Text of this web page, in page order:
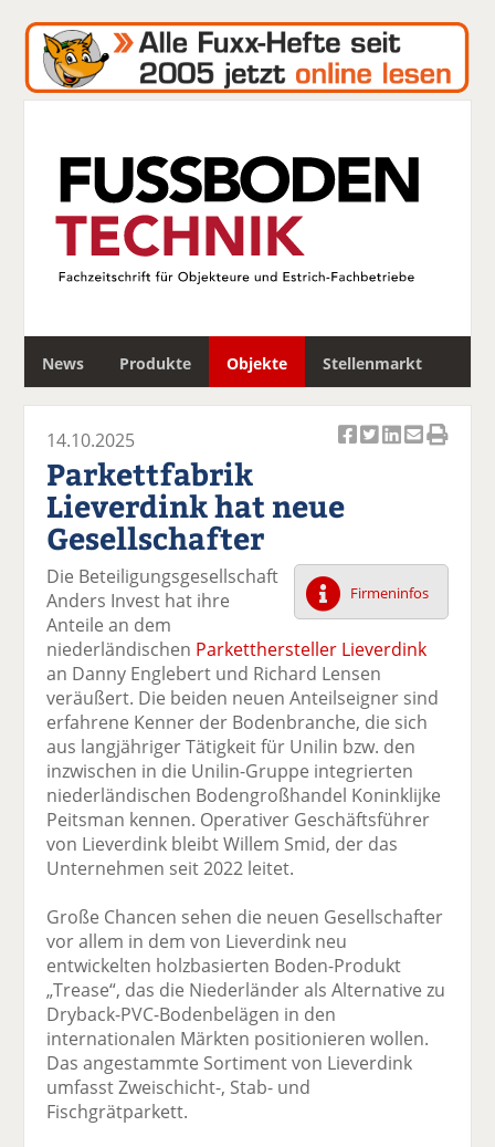
News Produkte Objekte Stellenmarkt
c
k
uf
F
ac
e
b
o
o
k
te
il
e
n
wi
tt
er
n
uf
Li
n
k
di
n
te
il
e
n
er
E
m
ai
v
er
se
n
d
e
ck
e
n
14.10.2025
Parkettfabrik
Lieverdink hat neue
Gesellschafter
Firmeninfos
Die Beteiligungsgesellschaft
Anders Invest hat ihre
Anteile an dem
niederländischen Parketthersteller Lieverdink
an Danny Englebert und Richard Lensen
veräußert. Die beiden neuen Anteilseigner sind
erfahrene Kenner der Bodenbranche, die sich
aus langjähriger Tätigkeit für Unilin bzw. den
inzwischen in die Unilin-Gruppe integrierten
niederländischen Bodengroßhandel Koninklijke
Peitsman kennen. Operativer Geschäftsführer
von Lieverdink bleibt Willem Smid, der das
Unternehmen seit 2022 leitet.
Große Chancen sehen die neuen Gesellschafter
vor allem in dem von Lieverdink neu
entwickelten holzbasierten Boden-Produkt
„Trease“, das die Niederländer als Alternative zu
Dryback-PVC-Bodenbelägen in den
internationalen Märkten positionieren wollen.
Das angestammte Sortiment von Lieverdink
umfasst Zweischicht-, Stab- und
Fischgrätparkett.